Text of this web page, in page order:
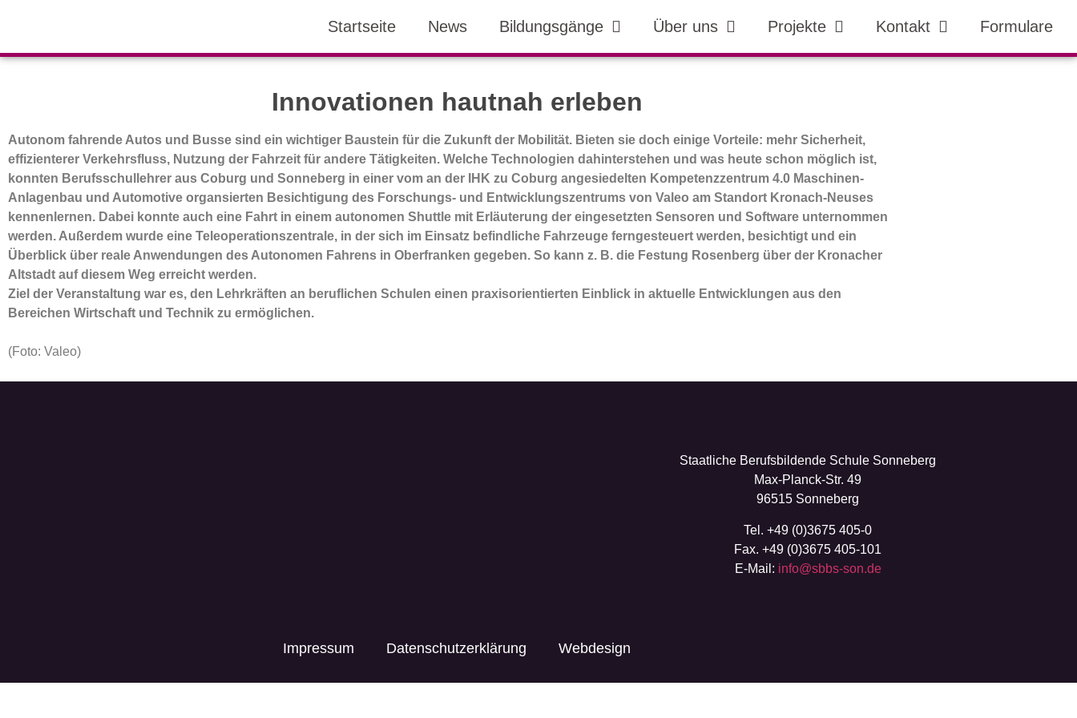
Startseite News Bildungsgänge Über uns Projekte Kontakt Formulare
Innovationen hautnah erleben
Autonom fahrende Autos und Busse sind ein wichtiger Baustein für die Zukunft der Mobilität. Bieten sie doch einige Vorteile: mehr Sicherheit,
effizienterer Verkehrsfluss, Nutzung der Fahrzeit für andere Tätigkeiten. Welche Technologien dahinterstehen und was heute schon möglich ist,
konnten Berufsschullehrer aus Coburg und Sonneberg in einer vom an der IHK zu Coburg angesiedelten Kompetenzzentrum 4.0 Maschinen-
Anlagenbau und Automotive organsierten Besichtigung des Forschungs- und Entwicklungszentrums von Valeo am Standort Kronach-Neuses
kennenlernen. Dabei konnte auch eine Fahrt in einem autonomen Shuttle mit Erläuterung der eingesetzten Sensoren und Software unternommen
werden. Außerdem wurde eine Teleoperationszentrale, in der sich im Einsatz befindliche Fahrzeuge ferngesteuert werden, besichtigt und ein
Überblick über reale Anwendungen des Autonomen Fahrens in Oberfranken gegeben. So kann z. B. die Festung Rosenberg über der Kronacher
Altstadt auf diesem Weg erreicht werden.
Ziel der Veranstaltung war es, den Lehrkräften an beruflichen Schulen einen praxisorientierten Einblick in aktuelle Entwicklungen aus den
Bereichen Wirtschaft und Technik zu ermöglichen.
(Foto: Valeo)
Staatliche Berufsbildende Schule Sonneberg
Max-Planck-Str. 49
96515 Sonneberg
Tel. +49 (0)3675 405-0
Fax. +49 (0)3675 405-101
E-Mail: info@sbbs-son.de
Impressum Datenschutzerklärung Webdesign